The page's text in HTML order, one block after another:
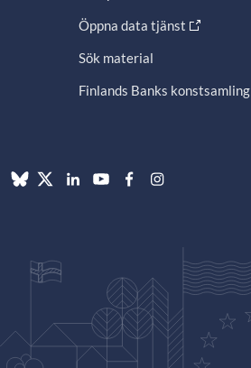
Öppna data tjänst
Sök material
Finlands Banks konstsamling